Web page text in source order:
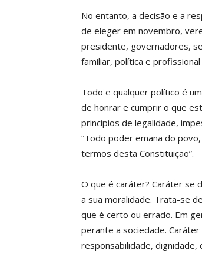
No entanto, a decisão e a
de eleger em novembro,
presidente, governadores,
familiar, política e
Todo e qualquer político é
de honrar e cumprir o que
princípios de legalidade,
“Todo poder emana do
termos desta Constituição”.
O que é caráter? Caráter se
a sua moralidade. Trata-se
que é certo ou errado. Em
perante a sociedade.
responsabilidade,